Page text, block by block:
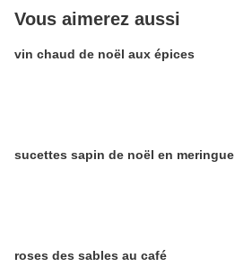
Vous aimerez aussi
vin chaud de noël aux épices
sucettes sapin de noël en meringue
roses des sables au café